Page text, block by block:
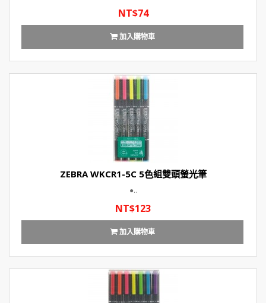
NT$74
加入購物車
ZEBRA WKCR1-5C 5色組雙頭螢光筆
●..
NT$123
加入購物車